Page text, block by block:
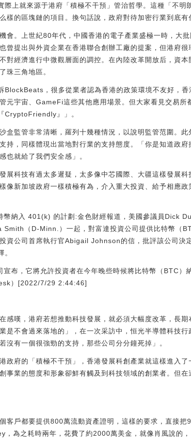
上就來源于港府「積極不干預」管治哲學。這種「不明
樣的區塊鏈的項目。換句話說，政府對待加密行業到底有
會。上世紀80年代，中國香港的電子產業盛極一時，大
曾提出與外資企業在香港聯合創辦工廠的提案，但港府
對經濟進行中微觀層面的調控。在內陸改革開放后，資
珠三角地區。
，很多從業者認為香港的政策環境不友好，
元宇宙、GameFi這些其他應用場景。但大家看見交易所
CryptoFriendly』」。
盒監管非常清晰，羅列十幾種情況，以說明監管范圍。此
持，同樣體現出當地對行業的支持態度。「你是知道政
也就給了我們安全感」。
展科技有過太多遲疑，太多像中芯國際、大疆這樣發展
像新加坡政府一樣積極有為，介入重大投資、給予相應
納入 401(k) 的計劃:金色財經報道，美國參議員Dick
（D-Minn.）一起，對富達投資公司提供比特幣（
資公司首席執行官Abigail Johnson的信，批評該公司決
。
布，它將允許投資者在今年晚些時候將比特幣（BTC）
）[2022/7/29 2:44:46]
感嘆，港府若想推動科技發展，就必須大幅度改革，長
是不會過來落地的」，在一次采訪中，恒光半導體科技
沒有一個很強勁的支持，那些公司分分鐘死掉」。
政府的「積極不干預」，香港發展科創產業就這樣進入
事業的態度和形象卻鮮有觸及到科技領域的創業者。但
客戶都要提供800萬流動資產證明，這樣的要求，直接把
，為之耗時兩年，花費了約2000萬美金，就像肖風說的